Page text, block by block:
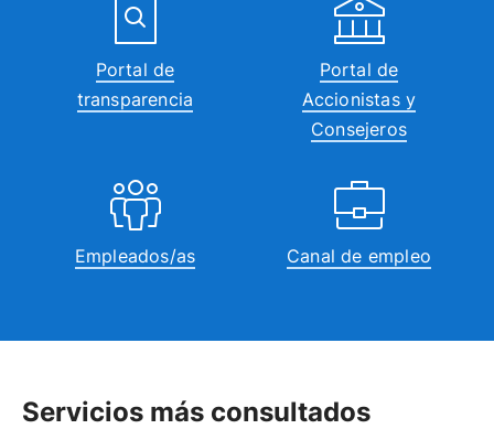
Portal de
transparencia
Portal de
Accionistas y
Consejeros
Empleados/as Canal de empleo
Servicios más consultados